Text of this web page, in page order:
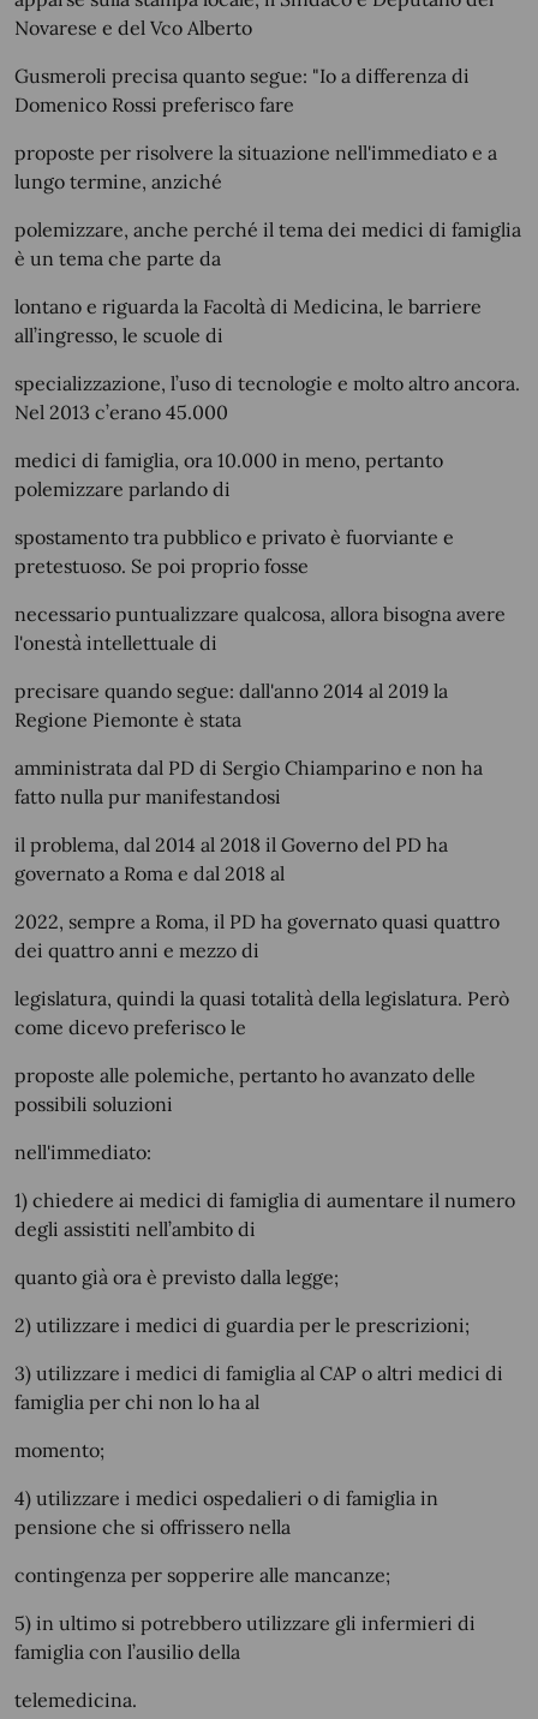
Novarese e del Vco Alberto
Gusmeroli precisa quanto segue: "Io a differenza di
Domenico Rossi preferisco fare
proposte per risolvere la situazione nell'immediato e a
lungo termine, anziché
polemizzare, anche perché il tema dei medici di famiglia
è un tema che parte da
lontano e riguarda la Facoltà di Medicina, le barriere
all’ingresso, le scuole di
specializzazione, l’uso di tecnologie e molto altro ancora.
Nel 2013 c’erano 45.000
medici di famiglia, ora 10.000 in meno, pertanto
polemizzare parlando di
spostamento tra pubblico e privato è fuorviante e
pretestuoso. Se poi proprio fosse
necessario puntualizzare qualcosa, allora bisogna avere
l'onestà intellettuale di
precisare quando segue: dall'anno 2014 al 2019 la
Regione Piemonte è stata
amministrata dal PD di Sergio Chiamparino e non ha
fatto nulla pur manifestandosi
il problema, dal 2014 al 2018 il Governo del PD ha
governato a Roma e dal 2018 al
2022, sempre a Roma, il PD ha governato quasi quattro
dei quattro anni e mezzo di
legislatura, quindi la quasi totalità della legislatura. Però
come dicevo preferisco le
proposte alle polemiche, pertanto ho avanzato delle
possibili soluzioni
nell'immediato:
1) chiedere ai medici di famiglia di aumentare il numero
degli assistiti nell’ambito di
quanto già ora è previsto dalla legge;
2) utilizzare i medici di guardia per le prescrizioni;
3) utilizzare i medici di famiglia al CAP o altri medici di
famiglia per chi non lo ha al
momento;
4) utilizzare i medici ospedalieri o di famiglia in
pensione che si offrissero nella
contingenza per sopperire alle mancanze;
5) in ultimo si potrebbero utilizzare gli infermieri di
famiglia con l’ausilio della
telemedicina.